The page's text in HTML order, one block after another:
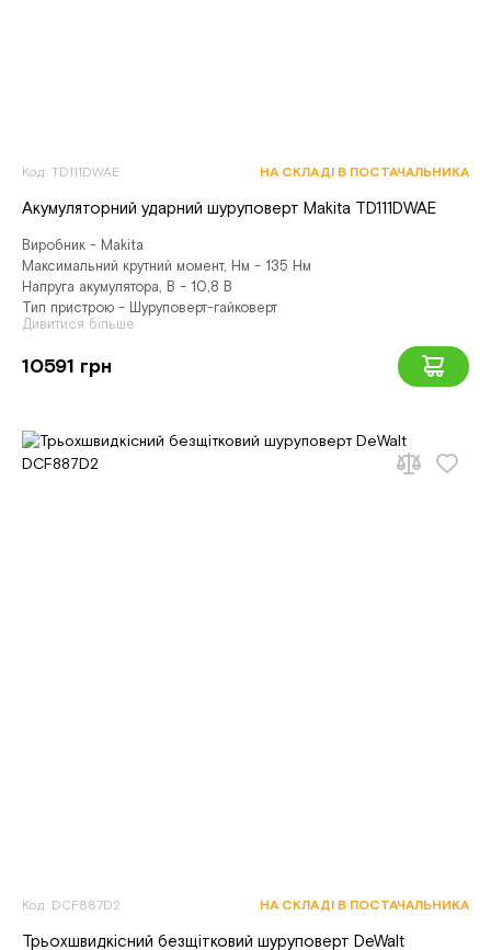
Код: TD111DWAE НА СКЛАДІ В ПОСТАЧАЛЬНИКА
Акумуляторний ударний шуруповерт Makita TD111DWAE
Виробник - Makita
Максимальний крутний момент, Нм - 135 Нм
Напруга акумулятора, В - 10,8 В
Тип пристрою - Шуруповерт-гайковерт
Дивитися більше
10591 грн
Код: DCF887D2 НА СКЛАДІ В ПОСТАЧАЛЬНИКА
Трьохшвидкісний безщітковий шуруповерт DeWalt